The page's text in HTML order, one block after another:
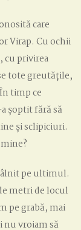
care
Virap. Cu ochii
cu privirea
tote greutățile,
timp ce
șoptit fără să
și sclipiciuri.
pe ultimul.
metri de locul
pe grabă, mai
nu vroiam să